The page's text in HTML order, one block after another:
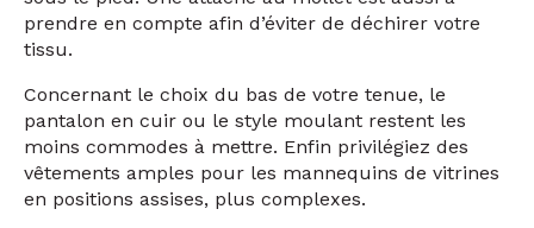
chaussures sera peu envisageable si la tige se fixe
sous le pied. Une attache au mollet est aussi
tissu.
Concernant le choix du bas de votre tenue, le
pantalon en cuir ou le style moulant restent les
moins commodes
à mettre. Enfin privilégiez des
vêtements amples pour les mannequins de vitrines